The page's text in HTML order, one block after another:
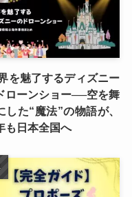
を魅了するディズニー
ローンショー──空を舞
した“魔法”の物語が、
も日本全国へ